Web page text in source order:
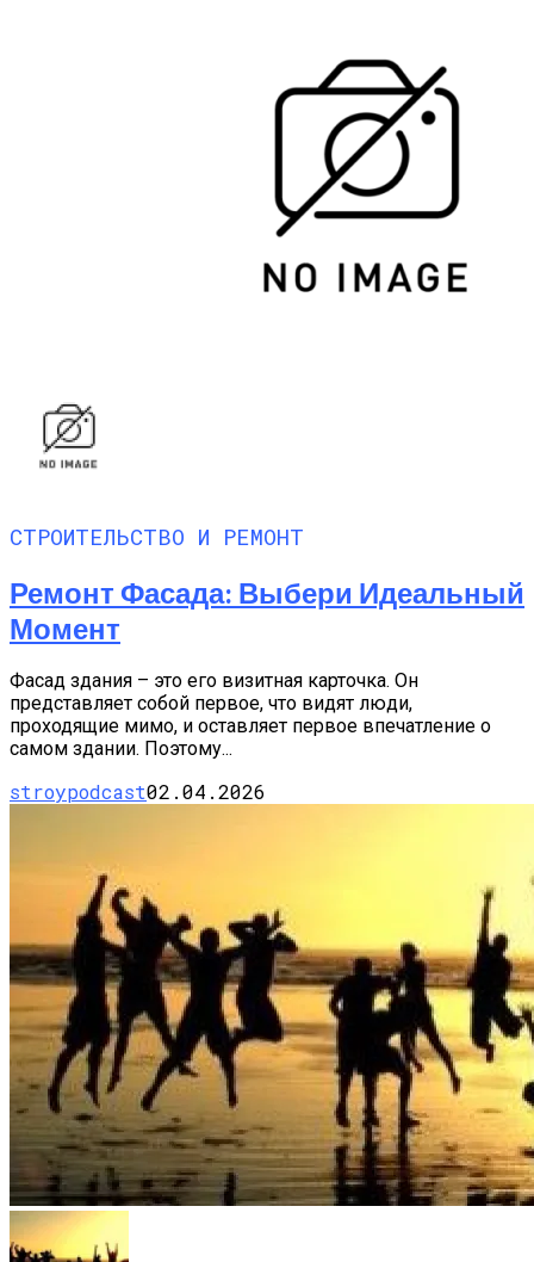
СТРОИТЕЛЬСТВО И РЕМОНТ
Ремонт Фасада: Выбери Идеальный
Момент
Фасад здания – это его визитная карточка. Он
представляет собой первое, что видят люди,
проходящие мимо, и оставляет первое впечатление о
самом здании. Поэтому...
stroypodcast02.04.2026